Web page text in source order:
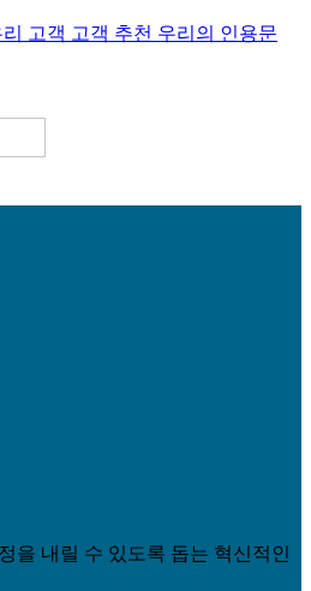
리 고객 고객 추천 우리의 인용문
을 내릴 수 있도록 돕는 혁신적인